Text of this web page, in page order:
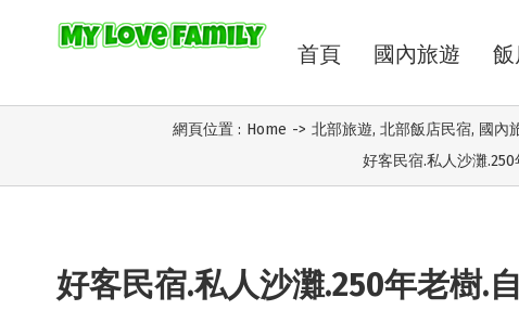
首頁 國內旅遊
網頁位置 : Home -> 北部旅遊, 北部飯店民宿, 國內
好客民宿.私人沙灘
好客民宿.私人沙灘.250年老樹.